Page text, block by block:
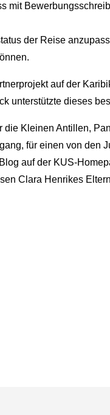
mit
der Reise
auf der
unterstützte dieses
Kleinen Antillen,
für einen von den
auf der KUS-
Clara Henrikes